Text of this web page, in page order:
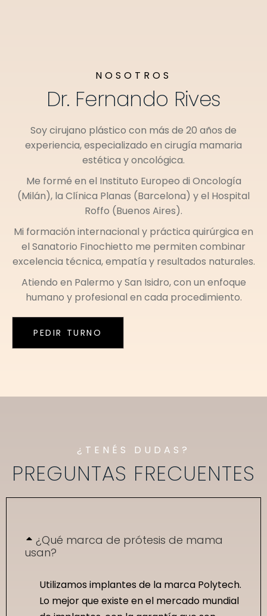
NOSOTROS
Dr. Fernando Rives
Soy cirujano plástico con más de 20 años de
experiencia, especializado en cirugía mamaria
estética y oncológica.
Me formé en el Instituto Europeo di Oncología
(Milán), la Clínica Planas (Barcelona) y el Hospital
Roffo (Buenos Aires).
Mi formación internacional y práctica quirúrgica en
el Sanatorio Finochietto me permiten combinar
excelencia técnica, empatía y resultados naturales.
Atiendo en Palermo ySan Isidro, con un enfoque
humano y profesional en cada procedimiento.
PEDIR TURNO
¿TENÉS DUDAS?
PREGUNTAS FRECUENTES
¿Qué marca de prótesis de mama
usan?
Utilizamos implantes de la marca Polytech.
Lo mejor que existe en el mercado mundial